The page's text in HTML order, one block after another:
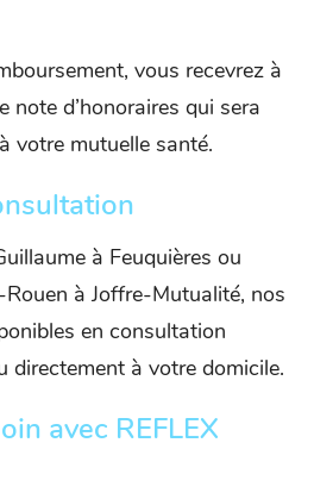
vous recevrez à
note d’honoraires qui sera
votre mutuelle santé.
à Feuquières ou
à Joffre-Mutualité, nos
en consultation
directement à votre domicile.
avec REFLEX